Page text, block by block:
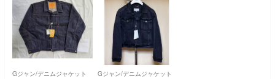
Gジャン/デニムジャケット Gジャン/デニムジャケット